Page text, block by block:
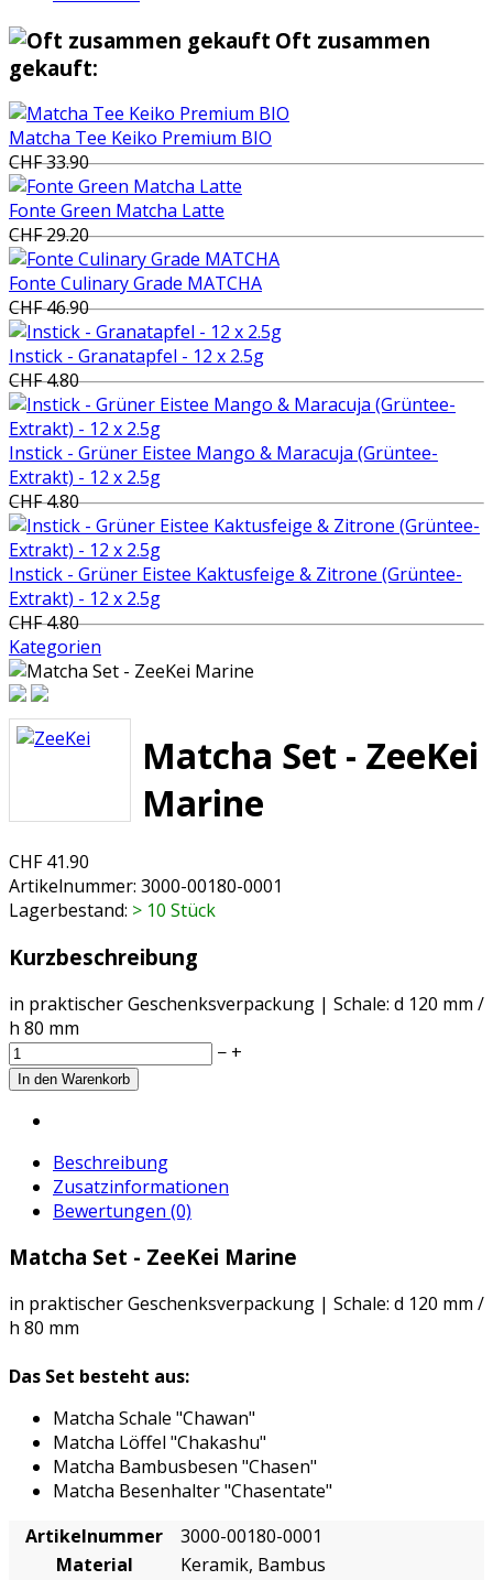
Oft zusammen
gekauft:
Matcha Tee Keiko Premium BIO
CHF 33.90
Fonte Green Matcha Latte
CHF 29.20
Fonte Culinary Grade MATCHA
CHF 46.90
Instick - Granatapfel - 12 x 2.5g
CHF 4.80
Instick - Grüner Eistee Mango & Maracuja (Grüntee-
Extrakt) - 12 x 2.5g
CHF 4.80
Instick - Grüner Eistee Kaktusfeige & Zitrone (Grüntee-
Extrakt) - 12 x 2.5g
CHF 4.80
Kategorien
Matcha Set - ZeeKei
Marine
CHF 41.90
Artikelnummer: 3000-00180-0001
Lagerbestand: > 10 Stück
Kurzbeschreibung
in praktischer Geschenksverpackung | Schale: d 120 mm /
h 80 mm
− +
Beschreibung
Zusatzinformationen
Bewertungen (0)
Matcha Set - ZeeKei Marine
in praktischer Geschenksverpackung | Schale: d 120 mm /
h 80 mm
Das Set besteht aus:
Matcha Schale "Chawan"
Matcha Löffel "Chakashu"
Matcha Bambusbesen "Chasen"
Matcha Besenhalter "Chasentate"
Artikelnummer
3000-00180-0001
Material
Keramik, Bambus